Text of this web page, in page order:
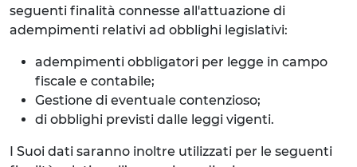
seguenti finalità connesse all'attuazione di
adempimenti relativi ad obblighi legislativi:
adempimenti obbligatori per legge in campo
fiscale e contabile;
Gestione di eventuale contenzioso;
di obblighi previsti dalle leggi vigenti.
I Suoi dati saranno inoltre utilizzati per le seguenti